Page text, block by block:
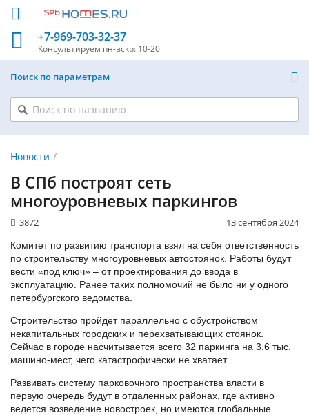
+7-969-703-32-37
Консультируем пн-вскр: 10-20
Поиск по параметрам
Новости
В СПб построят сеть
многоуровневых паркингов
13 сентября 2024
3872
Комитет по развитию транспорта взял на себя ответственность
по строительству многоуровневых автостоянок. Работы будут
вести «под ключ» – от проектирования до ввода в
эксплуатацию. Ранее таких полномочий не было ни у одного
петербургского ведомства.
Строительство пройдет параллельно с обустройством
некапитальных городских и перехватывающих стоянок.
Сейчас в городе насчитывается всего 32 паркинга на 3,6 тыс.
машино-мест, чего катастрофически не хватает.
Развивать систему парковочного пространства власти в
первую очередь будут в отдаленных районах, где активно
ведется возведение новостроек, но имеются глобальные